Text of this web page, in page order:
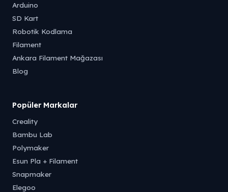
Arduino
SD Kart
Robotik Kodlama
Filament
Ankara Filament Mağazası
Blog
Popüler Markalar
Creality
Bambu Lab
Polymaker
Esun Pla + Filament
Snapmaker
Elegoo